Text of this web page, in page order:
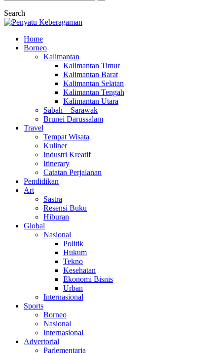
Search
Home
Borneo
Kalimantan
Kalimantan Timur
Kalimantan Barat
Kalimantan Selatan
Kalimantan Tengah
Kalimantan Utara
Sabah – Sarawak
Brunei Darussalam
Travel
Tempat Wisata
Kuliner
Industri Kreatif
Itinerary
Catatan Perjalanan
Pendidikan
Art
Sastra
Resensi Buku
Hiburan
Global
Nasional
Politik
Hukum
Tekno
Kesehatan
Ekonomi Bisnis
Urban
Internasional
Sports
Borneo
Nasional
Internasional
Advertorial
Parlementaria